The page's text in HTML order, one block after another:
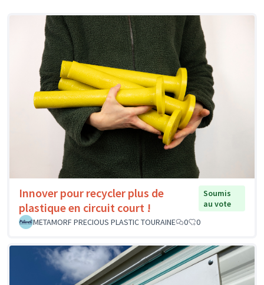
Innover pour recycler plus de
plastique en circuit court !
Soumis
au vote
METAMORF PRECIOUS PLASTIC TOURAINE
0 0